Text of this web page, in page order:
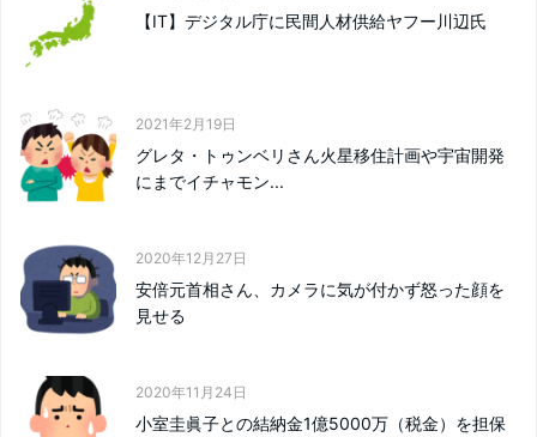
【IT】デジタル庁に民間人材供給ヤフー川辺氏
2021年2月19日
グレタ・トゥンベリさん火星移住計画や宇宙開発
にまでイチャモン...
2020年12月27日
安倍元首相さん、カメラに気が付かず怒った顔を
見せる
2020年11月24日
小室圭眞子との結納金1億5000万（税金）を担保